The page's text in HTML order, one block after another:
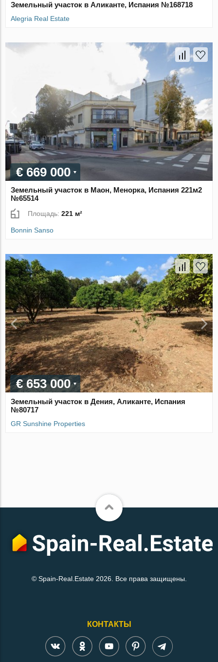
Земельный участок в Аликанте, Испания №168718
Alegria Real Estate
€ 669 000
Земельный участок в Маон, Менорка, Испания 221м2
№65514
Площадь:221 м²
Bonnin Sanso
€ 653 000
Земельный участок в Дения, Аликанте, Испания
№80717
GR Sunshine Properties
© Spain-Real.Estate 2026. Все права защищены.
КОНТАКТЫ